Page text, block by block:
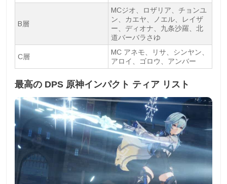
B層
MCジオ、ロザリア、チョンユ
ン、カエヤ、ノエル、レイザ
ー、ディオナ、九条沙羅、北
道バーバラさゆ
C層
MC アネモ、リサ、シンヤン、
アロイ、ゴロウ、アンバー
最高の DPS 原神インパクト ティア リスト